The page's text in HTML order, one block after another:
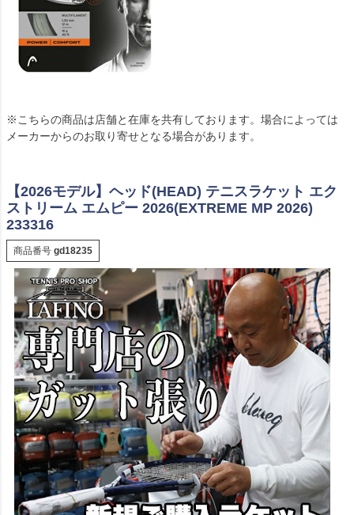
※こちらの商品は店舗と在庫を共有しております。場合によっては
メーカーからのお取り寄せとなる場合があります。
【2026モデル】ヘッド(HEAD) テニスラケット エク
ストリーム エムピー 2026(EXTREME MP 2026)
233316
商品番号 gd18235